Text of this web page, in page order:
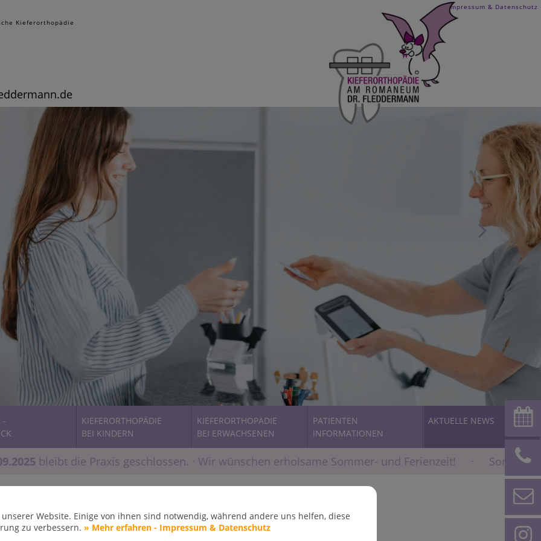
Website. Einige von ihnen sind notwendig, während andere uns helfen, diese
zu verbessern. » Mehr erfahren - Impressum & Datenschutz
Impressum & Datenschutz
Kieferorthopädie
-
KIEFERORTHOPÄDIE
BEI KINDERN
KIEFERORTHOPÄDIE
BEI ERWACHSENEN
PATIENTEN
INFORMATIONEN
AKTUELLE NEWS
bleibt die Praxis geschlossen. · Wir wünschen erholsame Sommer- und Ferienzeit! ·